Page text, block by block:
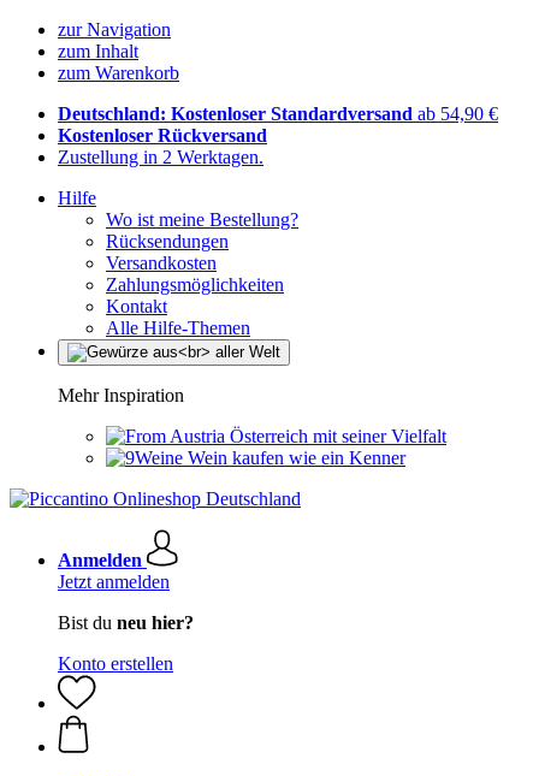
zur Navigation
zum Inhalt
zum Warenkorb
Deutschland: Kostenloser Standardversand ab 54,90 €
Kostenloser Rückversand
Zustellung in 2 Werktagen.
Hilfe
Wo ist meine Bestellung?
Rücksendungen
Versandkosten
Zahlungsmöglichkeiten
Kontakt
Alle Hilfe-Themen
Mehr Inspiration
Österreich mit seiner Vielfalt
Wein kaufen wie ein Kenner
Anmelden
Jetzt anmelden
Bist du neu hier?
Konto erstellen